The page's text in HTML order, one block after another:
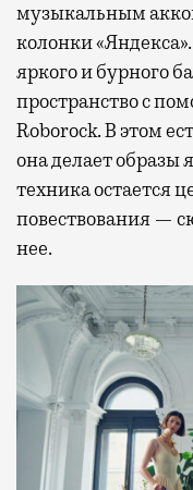
музыкальным
колонки
яркого и бурного
пространство с
Roborock. В этом
она делает образы
техника остается
повествования —
нее.